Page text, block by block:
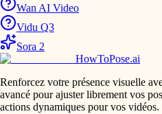
Wan AI Video
Vidu Q3
Sora 2
HowToPose.ai
Renforcez votre présence visuelle
avancé pour ajuster librement vos
actions dynamiques pour vos vidéos.